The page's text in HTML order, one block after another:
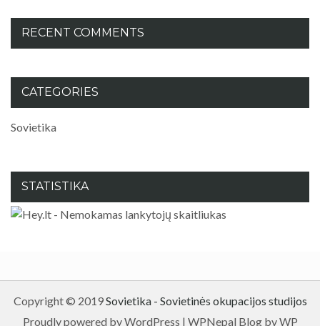
RECENT COMMENTS
CATEGORIES
Sovietika
STATISTIKA
Copyright © 2019Sovietika - Sovietinės okupacijos studijos
Proudly powered by WordPress | WPNepal Blog by WP